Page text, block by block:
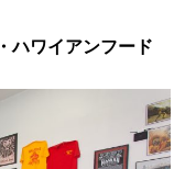
ハワイアンフード